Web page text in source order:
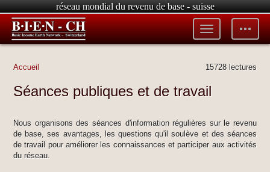
réseau mondial du revenu de base - suisse
Toggle
tools
Toggle
menu
15728 lectures
Accueil
Séances publiques et de travail
Nous organisons des séances d'information régulières sur le revenu
de base, ses avantages, les questions qu'il soulève et des séances
de travail pour améliorer les connaissances et participer aux activités
du réseau.